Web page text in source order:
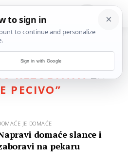
REZULTATAZA
PECIVO”
JE DOMAĆE
domaće slance i
na pekaru
Sign in with Google